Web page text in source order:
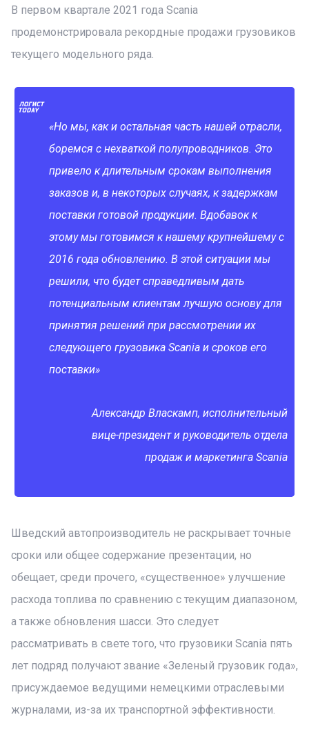
В первом квартале 2021 года Scania
продемонстрировала рекордные продажи грузовиков
текущего модельного ряда.
«Но мы, как и остальная часть нашей отрасли,
боремся с нехваткой полупроводников. Это
привело к длительным срокам выполнения
заказов и, в некоторых случаях, к задержкам
поставки готовой продукции. Вдобавок к
этому мы готовимся к нашему крупнейшему с
2016 года обновлению. В этой ситуации мы
решили, что будет справедливым дать
потенциальным клиентам лучшую основу для
принятия решений при рассмотрении их
следующего грузовика Scania и сроков его
поставки»
Александр Власкамп, исполнительный
вице-президент и руководитель отдела
продаж и маркетинга Scania
Шведский автопроизводитель не раскрывает точные
сроки или общее содержание презентации, но
обещает, среди прочего, «существенное» улучшение
расхода топлива по сравнению с текущим диапазоном,
а также обновления шасси. Это следует
рассматривать в свете того, что грузовики Scania пять
лет подряд получают звание «Зеленый грузовик года»,
присуждаемое ведущими немецкими отраслевыми
журналами, из-за их транспортной эффективности.